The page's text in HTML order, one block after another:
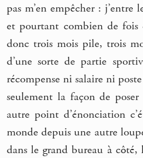
pas m’en empêcher :
et pourtant combien de
donc trois mois pile, trois
d’une sorte de partie
récompense ni salaire ni
seulement la façon de poser
autre point d’énonciation
monde depuis une autre
dans le grand bureau à